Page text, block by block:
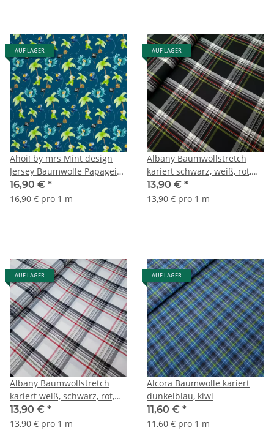
AUF LAGER
Ahoi! by mrs Mint design
Jersey Baumwolle Papageien
petrol
16,90 € *
16,90 € pro 1 m
AUF LAGER
Albany Baumwollstretch
kariert schwarz, weiß, rot,
kiwi
13,90 € *
13,90 € pro 1 m
AUF LAGER
Albany Baumwollstretch
kariert weiß, schwarz, rot,
grün
13,90 € *
13,90 € pro 1 m
AUF LAGER
Alcora Baumwolle kariert
dunkelblau, kiwi
11,60 € *
11,60 € pro 1 m